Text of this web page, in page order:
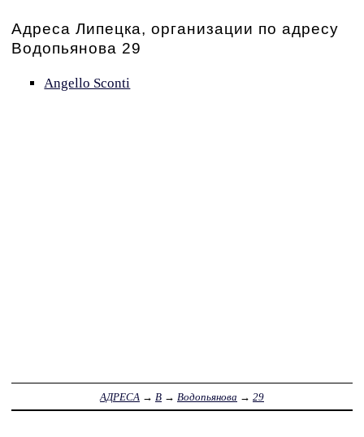
Адреса Липецка, организации по адресу
Водопьянова 29
Angello Sconti
АДРЕСА → В → Водопьянова → 29